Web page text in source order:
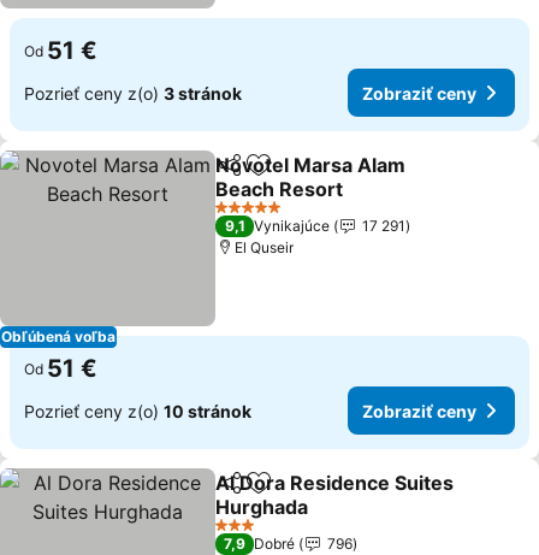
Od 51 €
Pozrieť ceny z(o) 3 stránok Zobraziť ceny
Obľúbená voľba
ZdieľaťPridať do obľúbených
Novotel Marsa Alam
Beach Resort
5 Počet hviezdičiek
9,1 Vynikajúce
17 291
El Quseir
Od 51 €
Pozrieť ceny z(o) 10 stránok Zobraziť ceny
ZdieľaťPridať do obľúbených
Al Dora Residence Suites
Hurghada
3 Počet hviezdičiek
7,9 Dobré
796